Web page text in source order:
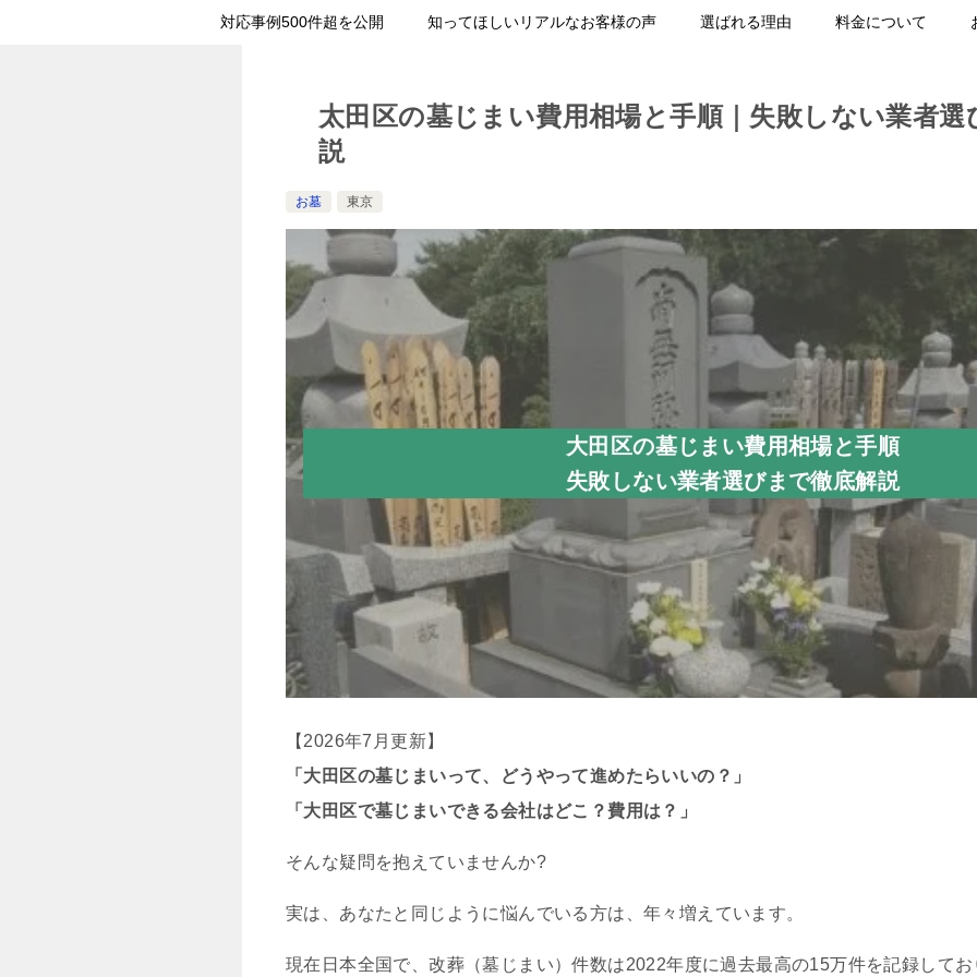
対応事例500件超を公開 知ってほしいリアルなお客様の声 選ばれる理由 料金について
太田区の墓じまい費用相場と手順｜失敗しない業者選
説
お墓 東京
大田区の墓じまい費用相場と手順
失敗しない業者選びまで徹底解説
【2026年7月更新】
「大田区の墓じまいって、どうやって進めたらいいの？」
「大田区で墓じまいできる会社はどこ？費用は？」
そんな疑問を抱えていませんか?
実は、あなたと同じように悩んでいる方は、年々増えています。
現在日本全国で、改葬（墓じまい）件数は2022年度に過去最高の15万件を記録してお